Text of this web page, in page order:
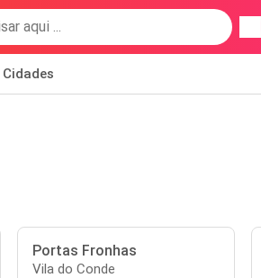
Cidades
Portas Fronhas
Vila do Conde